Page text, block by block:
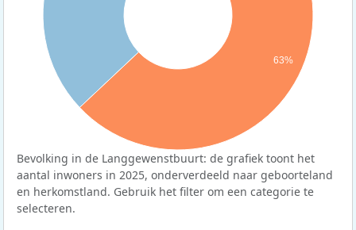
63%
Bevolking in de Langgewenstbuurt: de grafiek toont het
aantal inwoners in 2025, onderverdeeld naar geboorteland
en herkomstland. Gebruik het filter om een categorie te
selecteren.